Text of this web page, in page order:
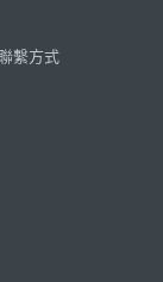
繫方式